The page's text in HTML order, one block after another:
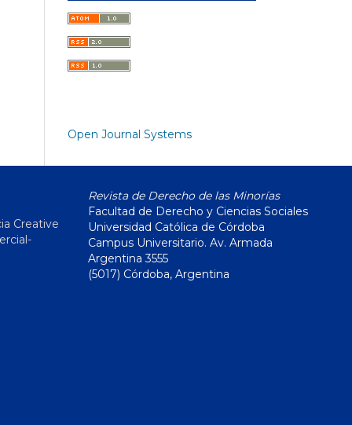
Open Journal Systems
Creative
Revista de Derecho de las Minorías
Facultad de Derecho y Ciencias Sociales
Universidad Católica de Córdoba
Campus Universitario. Av. Armada
Argentina 3555
(5017) Córdoba, Argentina